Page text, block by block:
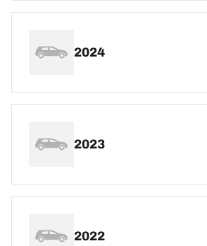
2024
2023
2022